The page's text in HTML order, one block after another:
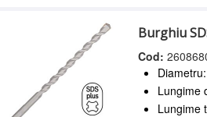
Burghiu
Cod:
Lungime
Lungime